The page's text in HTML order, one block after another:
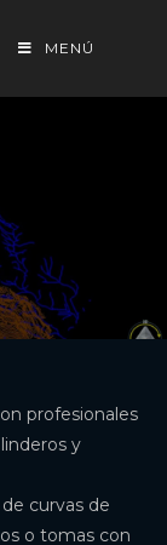
MENÚ
profesionales
y
curvas de
o tomas con